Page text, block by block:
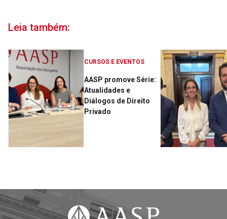
Leia também:
CURSOS E EVENTOS
AASP promove Série:
Atualidades e
Diálogos de Direito
Privado